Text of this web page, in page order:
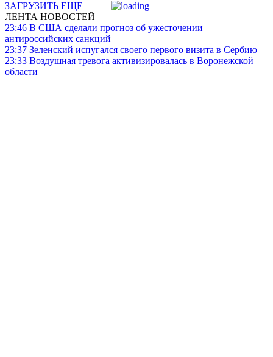
ЗАГРУЗИТЬ ЕЩЕ
ЛЕНТА НОВОСТЕЙ
23:46 В США сделали прогноз об ужесточении
антироссийских санкций
23:37 Зеленский испугался своего первого визита в Сербию
23:33 Воздушная тревога активизировалась в Воронежской
области